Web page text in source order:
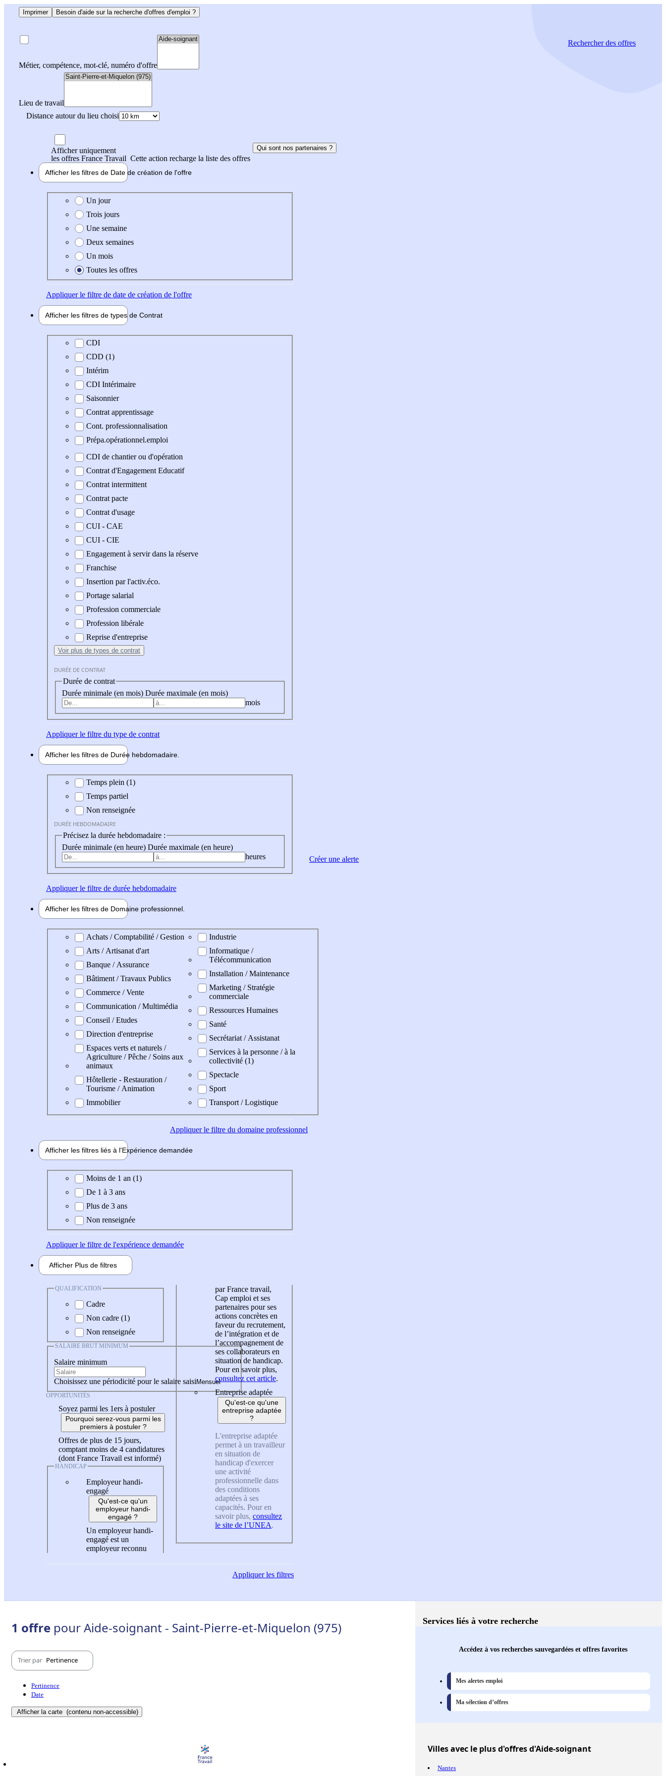
Imprimer Besoin d'aide sur la recherche d'offres d'emploi ?
Métier, compétence, mot-clé, numéro d'offre
Lieu de travail
Distance autour du lieu choisi
Rechercherdes offres
Afficher uniquement
les offres France Travail Cette action recharge la liste des offres
Qui sont nos partenaires ?
Afficher les filtres de Date de création de l'offre
Date de création de l'offre
Un jour
Trois jours
Une semaine
Deux semaines
Un mois
Toutes les offres
Appliquerle filtre de date de création de l'offre
Afficher les filtres de types de Contrat
Type de contrat
CDI
CDD (1)
Intérim
CDI Intérimaire
Saisonnier
Contrat apprentissage
Cont. professionnalisation
Prépa.opérationnel.emploi
CDI de chantier ou d'opération
Contrat d'Engagement Educatif
Contrat intermittent
Contrat pacte
Contrat d'usage
CUI - CAE
CUI - CIE
Engagement à servir dans la réserve
Franchise
Insertion par l'activ.éco.
Portage salarial
Profession commerciale
Profession libérale
Reprise d'entreprise
Voir plus de types de contrat
DURÉE DE CONTRAT
Durée de contrat
Durée minimale (en mois) Durée maximale (en mois)
mois
Appliquerle filtre du type de contrat
Afficher les filtres de Durée hebdomadaire
Durée hebdomadaire
Temps plein (1)
Temps partiel
Non renseignée
DURÉE HEBDOMADAIRE
Précisez la durée hebdomadaire :
Durée minimale (en heure) Durée maximale (en heure)
heures
Appliquerle filtre de durée hebdomadaire
Afficher les filtres de Domaine professionnel
Domaine professionel
Achats / Comptabilité / Gestion
Arts / Artisanat d'art
Banque / Assurance
Bâtiment / Travaux Publics
Commerce / Vente
Communication / Multimédia
Conseil / Etudes
Direction d'entreprise
Espaces verts et naturels /
Agriculture / Pêche / Soins aux
animaux
Hôtellerie - Restauration /
Tourisme / Animation
Immobilier
Industrie
Informatique /
Télécommunication
Installation / Maintenance
Marketing / Stratégie
commerciale
Ressources Humaines
Santé
Secrétariat / Assistanat
Services à la personne / à la
collectivité (1)
Spectacle
Sport
Transport / Logistique
Appliquerle filtre du domaine professionnel
Afficher les filtres liés à l'Expérience demandée
Expérience demandée
Moins de 1 an (1)
De 1 à 3 ans
Plus de 3 ans
Non renseignée
Appliquerle filtre de l'expérience demandée
Afficher Plus de filtres
QUALIFICATION
Cadre
Non cadre (1)
Non renseignée
SALAIRE BRUT MINIMUM
Salaire minimum
Choisissez une périodicité pour le salaire saisi
OPPORTUNITÉS
Soyez parmi les 1ers à postuler
Pourquoi serez-vous parmi les
premiers à postuler ?
Offres de plus de 15 jours,
comptant moins de 4 candidatures
(dont France Travail est informé)
HANDICAP
Employeur handi-
engagé
Qu'est-ce qu'un
employeur handi-
engagé ?
Un employeur handi-
engagé est un
employeur reconnu
par France travail,
Cap emploi et ses
partenaires pour ses
actions concrètes en
faveur du recrutement,
de l’intégration et de
l’accompagnement de
ses collaborateurs en
situation de handicap.
Pour en savoir plus,
consultez cet article.
Entreprise adaptée
Qu'est-ce qu'une
entreprise adaptée
?
L'entreprise adaptée
permet à un travailleur
en situation de
handicap d'exercer
une activité
professionnelle dans
des conditions
adaptées à ses
capacités. Pour en
savoir plus, consultez
le site de l’UNEA.
Appliquerles filtres
Créer une alerte
1 offre pour Aide-soignant - Saint-Pierre-et-Miquelon (975)
Trier par Pertinence
Pertinence
Date
Afficher la carte (contenu non-accessible)
Services liés à votre recherche
Accédez à vos recherches sauvegardées et offres favorites
Mes alertes emploi
Ma sélection d’offres
Villesavec le plus d'offres d'Aide-soignant
Nantes